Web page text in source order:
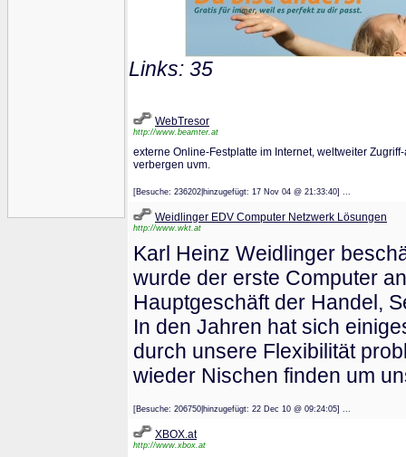
Links: 35
WebTresor
http://www.beamter.at
externe Online-Festplatte im Internet, weltweiter
verbergen uvm.
[Besuche: 236202|hinzugefügt: 17 Nov 04 @ 21:33:40] ...
Weidlinger EDV Computer Netzwerk Lösungen
http://www.wkt.at
Karl Heinz Weidlinger
wurde der erste Computer
Hauptgeschäft der Handel,
In den Jahren hat sich
durch unsere Flexibilität
wieder Nischen finden um
[Besuche: 206750|hinzugefügt: 22 Dec 10 @ 09:24:05] ...
XBOX.at
http://www.xbox.at